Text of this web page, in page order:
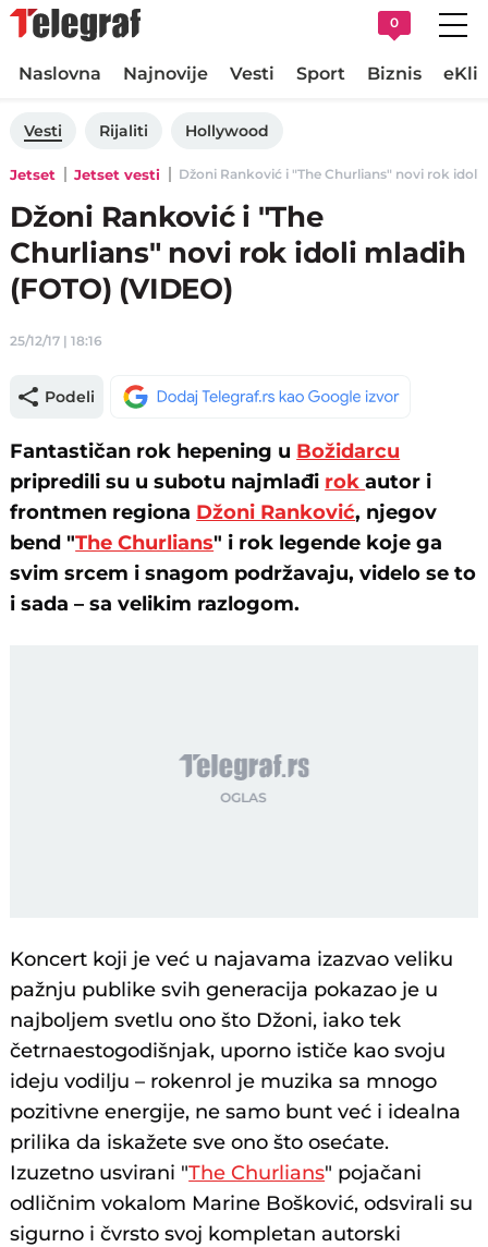
0
Naslovna Najnovije Vesti Sport Biznis
Vesti Rijaliti Hollywood
Jetset Jetset vesti Džoni Ranković i "The Churlians" novi rok idoli
Džoni Ranković i "The
Churlians" novi rok idoli mladih
(FOTO) (VIDEO)
25/12/17 | 18:16
Podeli
Fantastičan rok hepening u Božidarcu
pripredili su u subotu najmlađi rokautor i
frontmen regiona Džoni Ranković, njegov
bend "The Churlians" i rok legende koje ga
svim srcem i snagom podržavaju, videlo se to
i sada – sa velikim razlogom.
Koncert koji je već u najavama izazvao veliku
pažnju publike svih generacija pokazao je u
najboljem svetlu ono što Džoni, iako tek
četrnaestogodišnjak, uporno ističe kao svoju
ideju vodilju – rokenrol je muzika sa mnogo
pozitivne energije, ne samo bunt već i idealna
prilika da iskažete sve ono što osećate.
Izuzetno usvirani "The Churlians" pojačani
odličnim vokalom Marine Bošković, odsvirali su
sigurno i čvrsto svoj kompletan autorski